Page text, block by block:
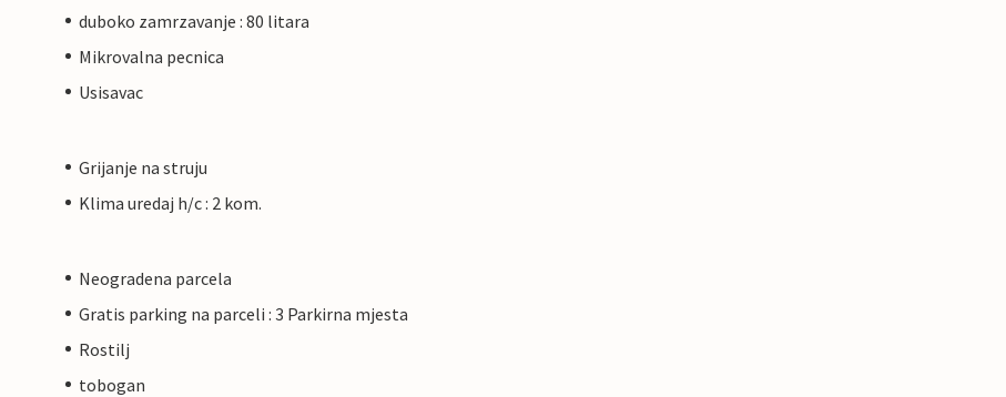
duboko zamrzavanje : 80 litara
Mikrovalna pecnica
Usisavac
Grijanje na struju
Klima uredaj h/c : 2 kom.
Neogradena parcela
Gratis parking na parceli : 3 Parkirna mjesta
Rostilj
tobogan